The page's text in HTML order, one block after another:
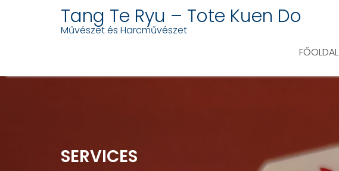
Skip
Tang Te Ryu – Tote Kuen Do
Művészet és Harcművészet
FŐOLDAL
SERVICES